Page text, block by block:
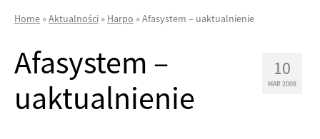
10
MAR 2008
Home »Aktualności » Harpo »Afasystem – uaktualnienie
Afasystem –
uaktualnienie